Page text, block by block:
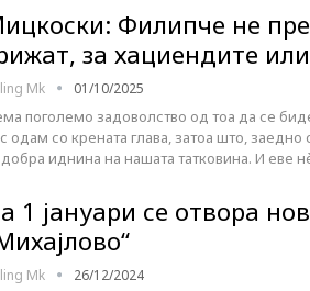
Филипче не
за хациендите
Mk 01/10/2025
поголемо задоволство од тоа да се
одам со крената глава, затоа што,
иднина на нашата татковина. И еве
1 јануари се отвора
Mk 26/12/2024